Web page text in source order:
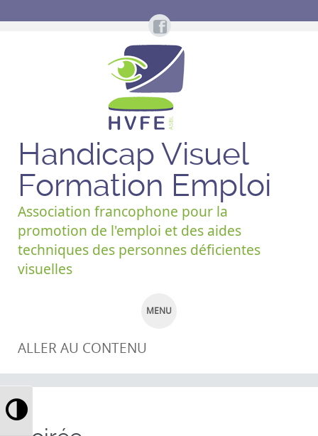
Passer en contraste élevé
Handicap Visuel
Formation Emploi
Association francophone pour la
promotion de l'emploi et des aides
techniques des personnes déficientes
visuelles
MENU
ALLER AU CONTENU